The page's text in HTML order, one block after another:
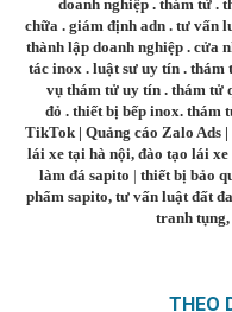
doanh nghiệp . thám tử .
chữa . giám định adn. tư vấn
thành lập doanh nghiệp . cửa
tác inox . luật sư uy tín. thám
vụ thám tử uy tín . thám tử
đỏ . thiết bị bếp inox. thám
TikTok | Quảng cáo Zalo Ads |
lái xe tại hà nội, đào tạo lái
làm đá sapito | thiết bị bảo
phẩm sapito, tư vấn luật đất
tranh tụng,
THEO